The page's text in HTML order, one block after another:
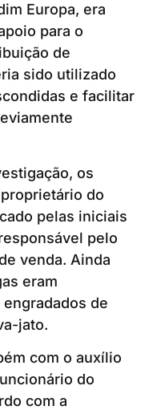
Europa, era
para o
de
sido utilizado
e facilitar
os
do
pelas iniciais
pelo
venda. Ainda
eram
de
jato.
com o auxílio
do
com a